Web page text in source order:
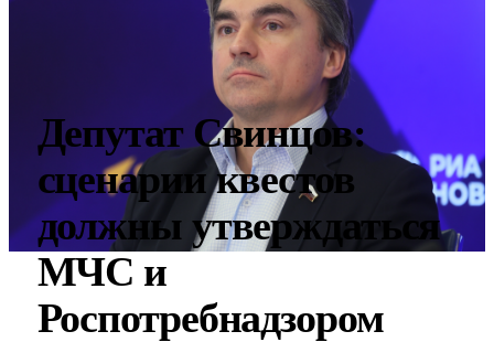
Депутат Свинцов:
сценарии квестов
должны утверждаться
МЧС и
Роспотребнадзором